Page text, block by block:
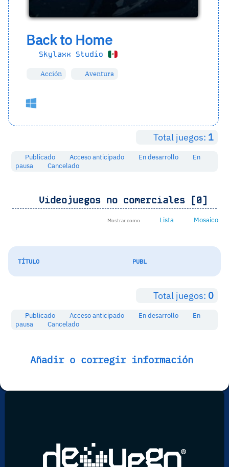
Back to Home
Skylaxx Studio
Acción Aventura
Total juegos: 1
Publicado Acceso anticipado En desarrollo
En
pausa
Cancelado
Videojuegos no comerciales [0]
Mostrar como Lista Mosaico
TÍTULO PUBL
Total juegos: 0
Publicado Acceso anticipado En desarrollo
En
pausa
Cancelado
Añadir o corregir información